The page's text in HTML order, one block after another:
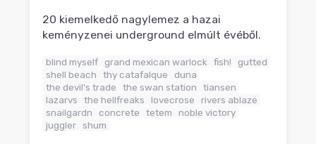
20 kiemelkedő nagylemez a hazai
keményzenei underground elmúlt évéből.
blind myself grand mexican warlock fish!
gutted
shell beach
thy catafalque
duna
the devil's trade
the swan station
tiansen
lazarvs
the hellfreaks lovecrose
rivers ablaze
snailgardn
concrete tetem
noble victory
juggler shum